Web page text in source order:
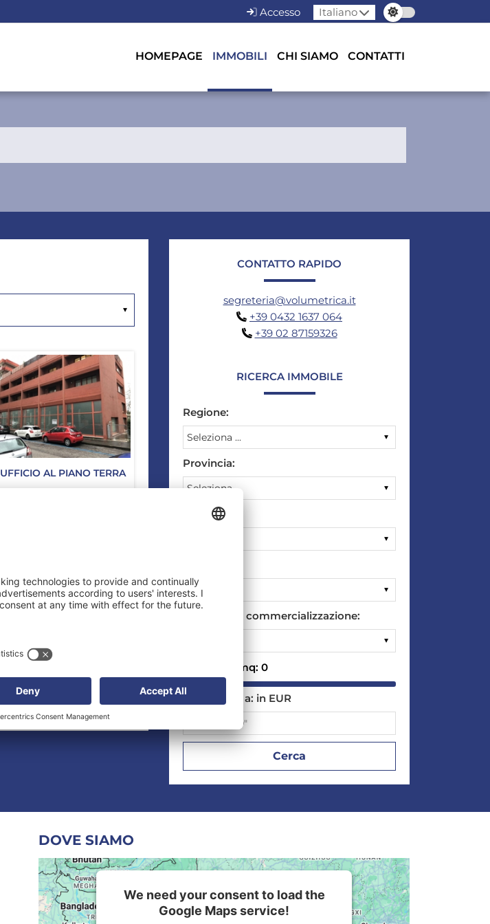
Accesso Italiano
HOMEPAGE IMMOBILI CHI SIAMO CONTATTI
UFFICIO AL PIANO TERRA
Sup. Commerciale
mq 470
13
CONTATTO RAPIDO
segreteria@volumetrica.it
+39 0432 1637 064
+39 02 87159326
RICERCA IMMOBILE
Regione:
Provincia:
Tipologia di commercializzazione:
Superficie mq: 0
Prezzo fino a: in EUR
DOVE SIAMO
We need your consent to load the
Google Maps service!